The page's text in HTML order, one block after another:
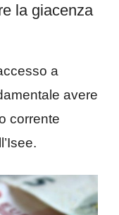
la giacenza
a
avere
corrente